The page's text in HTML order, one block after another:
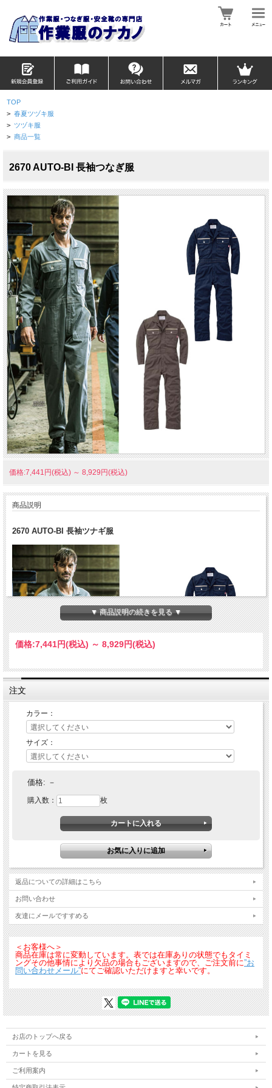
TOP
> 春夏ツヅキ服
> ツヅキ服
> 商品一覧
2670 AUTO-BI 長袖つなぎ服
価格:7,441円(税込) ～ 8,929円(税込)
商品説明
2670 AUTO-BI 長袖ツナギ服
ヴィンテージな雰囲気が漂う人気のつなぎ服です。
▼ 商品説明の続きを見る ▼
価格:7,441円(税込) ～ 8,929円(税込)
注文
カラー：
サイズ：
価格: －
購入数： 枚
返品についての詳細はこちら
お問い合わせ
友達にメールですすめる
＜お客様へ＞
商品在庫は常に変動しています。表では在庫ありの状態でもタイミ
ングその他事情により欠品の場合もございますので、ご注文前に”お
問い合わせメール”にてご確認いただけますと幸いです。
お店のトップへ戻る
カートを見る
ご利用案内